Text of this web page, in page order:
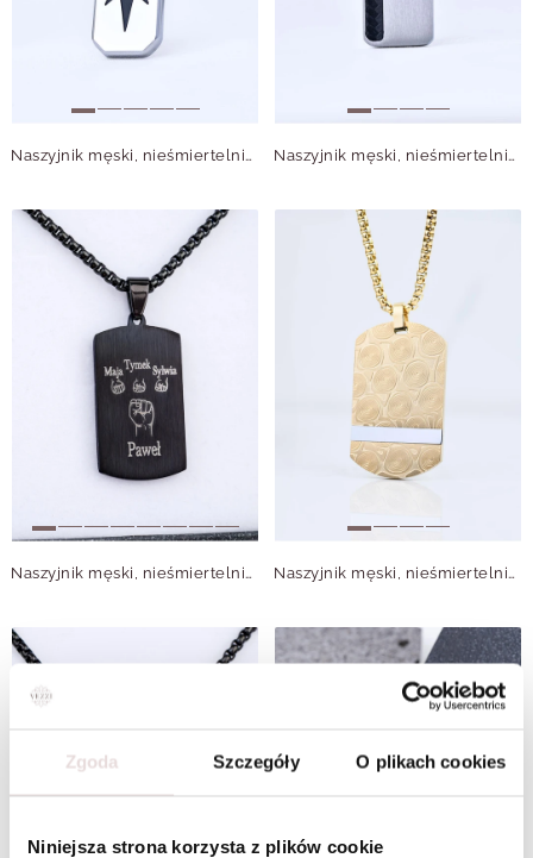
Zgoda Szczegóły O plikach cookies
Niniejsza strona korzysta z plików cookie
Naszyjnik męski, nieśmiertelnik, gwiazda, stal S311495M00 Naszyjnik męski, nieśmiertelnik, stal S311496S00
Naszyjnik męski, nieśmiertelnik gwiazda, czarny S307620S01 Naszyjnik męski, nieśmiertelnik, złoty S307624Z00